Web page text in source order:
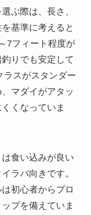
の微細なアタリ
設計が施されて
負担がかかりに
は初心者向けか
のアングラーに